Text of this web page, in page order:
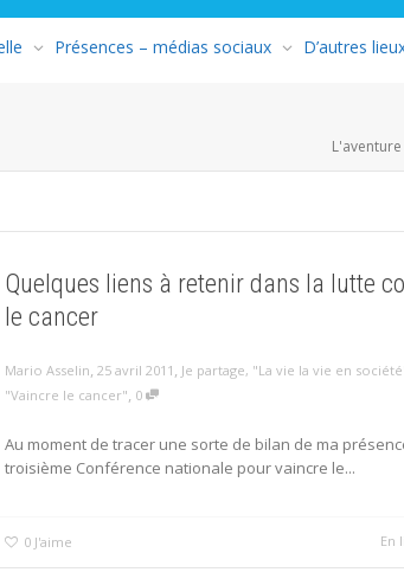
Présences – médias sociaux D’autres
Quelques liens à retenir dans la lutte
le cancer
Mario Asselin, 25 avril 2011 , Je partage, "La vie la vie en
"Vaincre le cancer", 0
Au moment de tracer une sorte de bilan de ma
troisième Conférence nationale pour vaincre le...
0 J'aime En